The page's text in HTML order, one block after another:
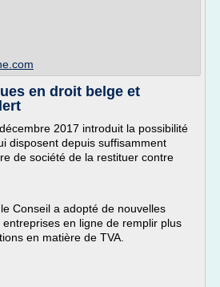
en droit belge et
2017 introduit la possibilité
disposent depuis suffisamment
de société de la restituer contre
Conseil a adopté de nouvelles
en ligne de remplir plus
en matière de TVA.